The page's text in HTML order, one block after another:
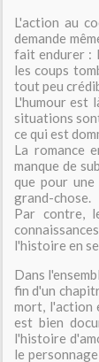
L'action au
demande
fait endurer :
les coups
tout peu
L'humour est
situations
ce qui est
La romance
manque de
que pour
grand-chose.
Par contre,
l'histoire en
Dans
fin d'un
mort, l'action
est bien
l'histoire
le